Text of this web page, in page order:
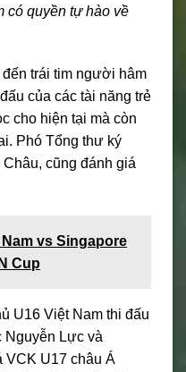
có quyền tự hào về
trái tim người hâm
của các tài năng trẻ
cho hiện tại mà còn
Phó Tổng thư ký
cũng đánh giá
vs Singapore
Cup
U16 Việt Nam thi đấu
Nguyễn Lực và
VCK U17 châu Á